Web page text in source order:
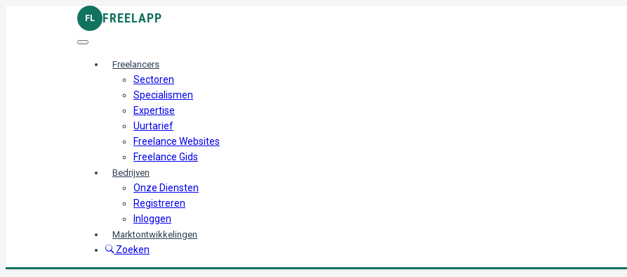
FL FREELAPP
Freelancers
Sectoren
Specialismen
Expertise
Uurtarief
Freelance Websites
Freelance Gids
Bedrijven
Onze Diensten
Registreren
Inloggen
Marktontwikkelingen
Zoeken